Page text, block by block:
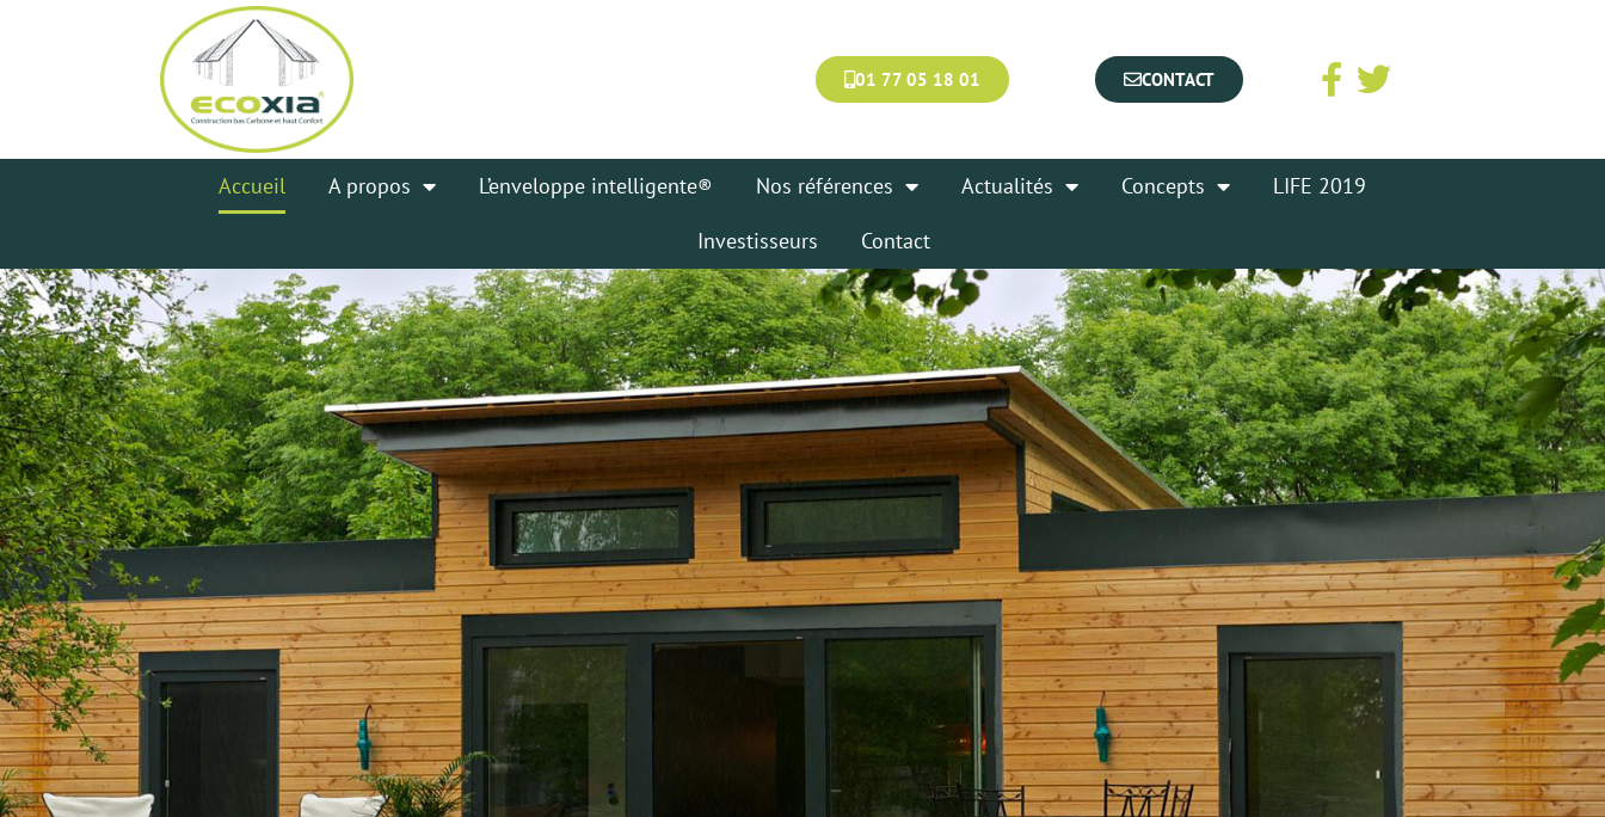
01 77 05 18 01 CONTACT
Accueil A propos L’enveloppe intelligente® Nos références Actualités Concepts
LIFE 2019
Investisseurs
Contact
Panneau de gestion des cookies